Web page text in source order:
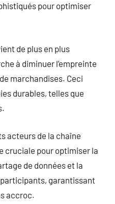
pour optimiser
de plus en plus
à diminuer l’empreinte
marchandises. Ceci
durables, telles que
acteurs de la chaîne
cruciale pour optimiser la
de données et la
garantissant
accroc.